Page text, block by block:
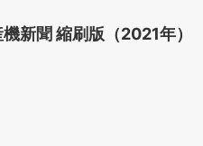
新聞 縮刷版（2021年）